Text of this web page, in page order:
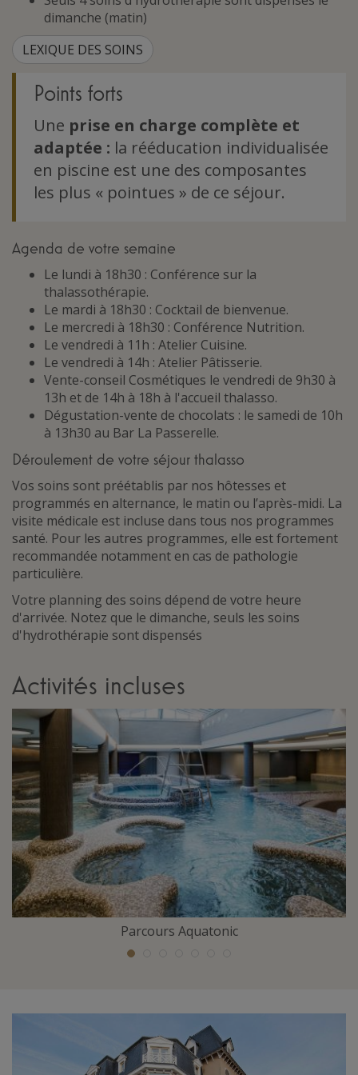
dimanche (matin)
LEXIQUE DES SOINS
Points forts
Une prise en charge complète et
adaptée : la rééducation individualisée
en piscine est une des composantes
les plus « pointues » de ce séjour.
Agenda de votre semaine
Le lundi à 18h30 : Conférence sur la
thalassothérapie.
Le mardi à 18h30 : Cocktail de bienvenue.
Le mercredi à 18h30 : Conférence Nutrition.
Le vendredi à 11h : Atelier Cuisine.
Le vendredi à 14h : Atelier Pâtisserie.
Vente-conseil Cosmétiques le vendredi de 9h30 à
13h et de 14h à 18h à l'accueil thalasso.
Dégustation-vente de chocolats : le samedi de 10h
à 13h30 au Bar La Passerelle.
Déroulement de votre séjour thalasso
Vos soins sont préétablis par nos hôtesses et
programmés en alternance, le matin ou l’après-midi. La
visite médicale est incluse dans tous nos programmes
santé. Pour les autres programmes, elle est fortement
recommandée notamment en cas de pathologie
particulière.
Votre planning des soins dépend de votre heure
d'arrivée. Notez que le dimanche, seuls les soins
d'hydrothérapie sont dispensés
Activités incluses
Parcours Aquatonic